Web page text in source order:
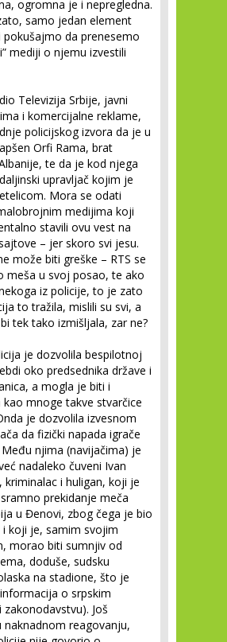
ogromna je i nepregledna.
samo jedan element
da prenesemo
mediji o njemu izvestili
Televizija Srbije, javni
i komercijalne reklame,
policijskog izvora da je u
Orfi Rama, brat
te da je kod njega
upravljač kojim je
Mora se odati
medijima koji
stavili ovu vest na
– jer skoro svi jesu.
može biti greške – RTS se
meša u svoj posao, te ako
iz policije, to je zato
to tražila, mislili su svi, a
tek tako izmišljala, zar ne?
je dozvolila bespilotnoj
oko predsednika države i
a mogla je biti i
kao mnoge takve stvarčice
je dozvolila izvesnom
da fizički napada igrače
njima (navijačima) je
nadaleko čuveni Ivan
kriminalac i huligan, koji je
prekidanje meča
u Đenovi, zbog čega je bio
koji je, samim svojim
morao biti sumnjiv od
doduše, sudsku
na stadione, što je
o srpskim
Još
naknadnom reagovanju,